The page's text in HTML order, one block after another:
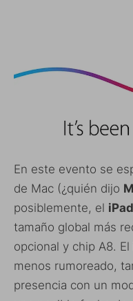
En este evento se
de Mac (¿quién dijo
posiblemente, el
tamaño global más
opcional y chip A8. El
menos rumoreado,
presencia con un